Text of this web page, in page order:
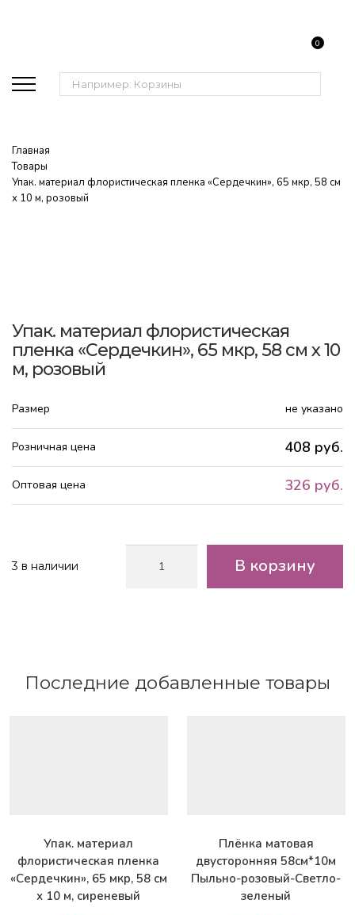
Поиск:
0
Главная
Товары
Упак. материал флористическая пленка «Сердечкин», 65 мкр, 58 см
х 10 м, розовый
Упак. материал флористическая
пленка «Сердечкин», 65 мкр, 58 см х 10
м, розовый
Размер не указано
Розничная цена 408 руб.
Оптовая цена 326 руб.
3 в наличии
товара
мкр,
В корзину
Последние добавленные товары
Упак. материал
флористическая пленка
«Сердечкин», 65 мкр, 58 см
х 10 м, сиреневый
Плёнка матовая
двусторонняя 58см*10м
Пыльно-розовый-Светло-
зеленый